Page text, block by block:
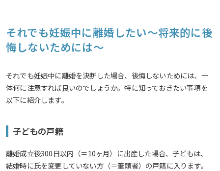
それでも妊娠中に離婚したい～将来的に後
悔しないためには～
それでも妊娠中に離婚を決断した場合、後悔しないためには、一
体何に注意すれば良いのでしょうか。特に知っておきたい事項を
以下に紹介します。
子どもの戸籍
離婚成立後300日以内（＝10ヶ月）に出産した場合、子どもは、
結婚時に氏を変更していない方（＝筆頭者）の戸籍に入ります。